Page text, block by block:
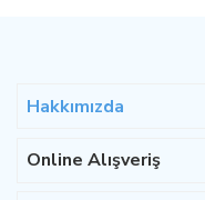
Hakkımızda
Online Alışveriş